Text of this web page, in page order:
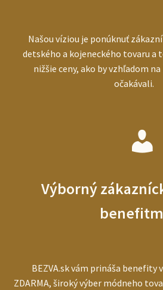
Našou víziou je ponúknuť
detského a kojeneckého tovaru a
nižšie ceny, ako by vzhľadom
očakávali.
Výborný
BEZVA.sk vám prináša benefity
ZDARMA, široký výber módneho